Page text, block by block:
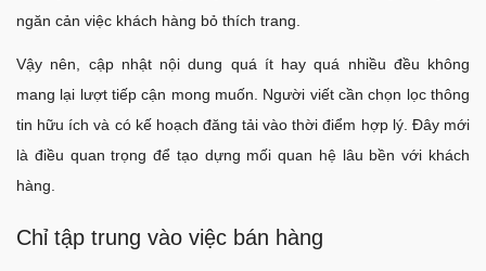
ngăn cản việc khách hàng bỏ thích trang.
Vậy nên, cập nhật nội dung quá ít hay quá nhiều đều không
mang lại lượt tiếp cận mong muốn. Người viết cần chọn lọc thông
tin hữu ích và có kế hoạch đăng tải vào thời điểm hợp lý. Đây mới
là điều quan trọng để tạo dựng mối quan hệ lâu bền với khách
hàng.
Chỉ tập trung vào việc bán hàng